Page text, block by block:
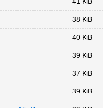
38 KiB
40 KiB
39 KiB
37 KiB
39 KiB